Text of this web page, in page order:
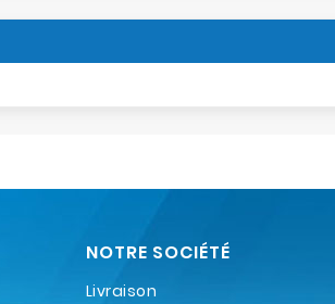
NOTRE SOCIÉTÉ
Livraison